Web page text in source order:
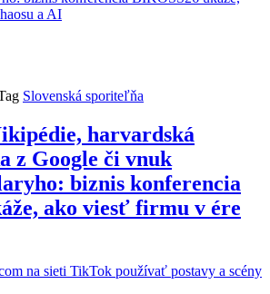
Slovenská sporiteľňa
harvardská
z Google či vnuk
biznis konferencia
ako viesť firmu v ére